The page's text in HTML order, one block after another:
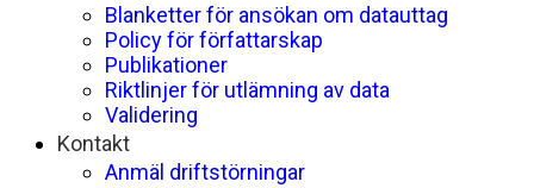
Blanketter för ansökan om datauttag
Policy för författarskap
Publikationer
Riktlinjer för utlämning av data
Validering
Kontakt
Anmäl driftstörningar